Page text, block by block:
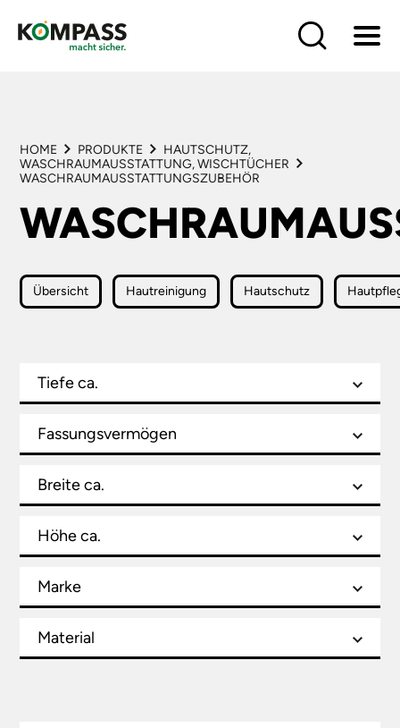
BRANCHEN
HÄNDLER
LIEFERANTEN
SERVICE
KONTAKT
HOME PRODUKTE
HAUTSCHUTZ,
WASCHRAUMAUSSTATTUNG, WISCHTÜCHER
WASCHRAUMAUSSTATTUNGSZUBEHÖR
Übersicht Hautreinigung Hautschutz
Tiefe ca.
Fassungsvermögen
Breite ca.
Höhe ca.
Marke
Material